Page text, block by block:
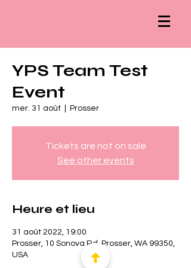
YPS Team Test
Event
mer. 31 août Prosser
Tickets are not on sale
See other events
Heure et lieu
31 août 2022, 19:00
Prosser, 10 Sonova Rd, Prosser, WA 99350,
USA